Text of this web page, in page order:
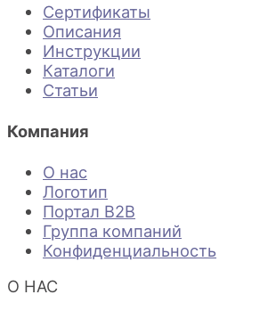
Сертификаты
Описания
Инструкции
Каталоги
Статьи
Компания
О нас
Логотип
Портал B2B
Группа компаний
Конфиденциальность
О НАС